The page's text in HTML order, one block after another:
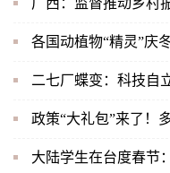
广西：监督推动乡村
各国动植物“精灵”庆
二七厂蝶变：科技自
政策“大礼包”来了！
大陆学生在台度春节